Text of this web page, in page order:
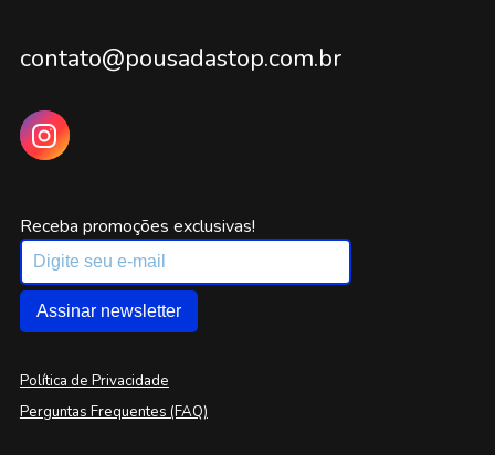
contato@pousadastop.com.br
Receba promoções exclusivas!
Assinar newsletter
Política de Privacidade
Perguntas Frequentes (FAQ)